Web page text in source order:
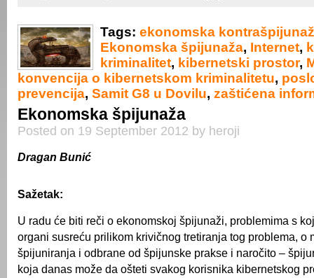
Tags: ekonomska
Ekonomska špijunaža, Internet,
kriminalitet, kibernetski prostor,
konvencija o kibernetskom kriminalitetu,
prevencija, Samit G8 u Dovilu, zaštićena
Ekonomska špijunaža
Posted on 19 September 2012 by heroji
Dragan Bunić
Sažetak:
U radu će biti reči o ekonomskoj špijunaži, problemima s
organi susreću prilikom krivičnog tretiranja tog problema, o
špijuniranja i odbrane od špijunske prakse i naročito –
koja danas može da ošteti svakog korisnika kibernetskog